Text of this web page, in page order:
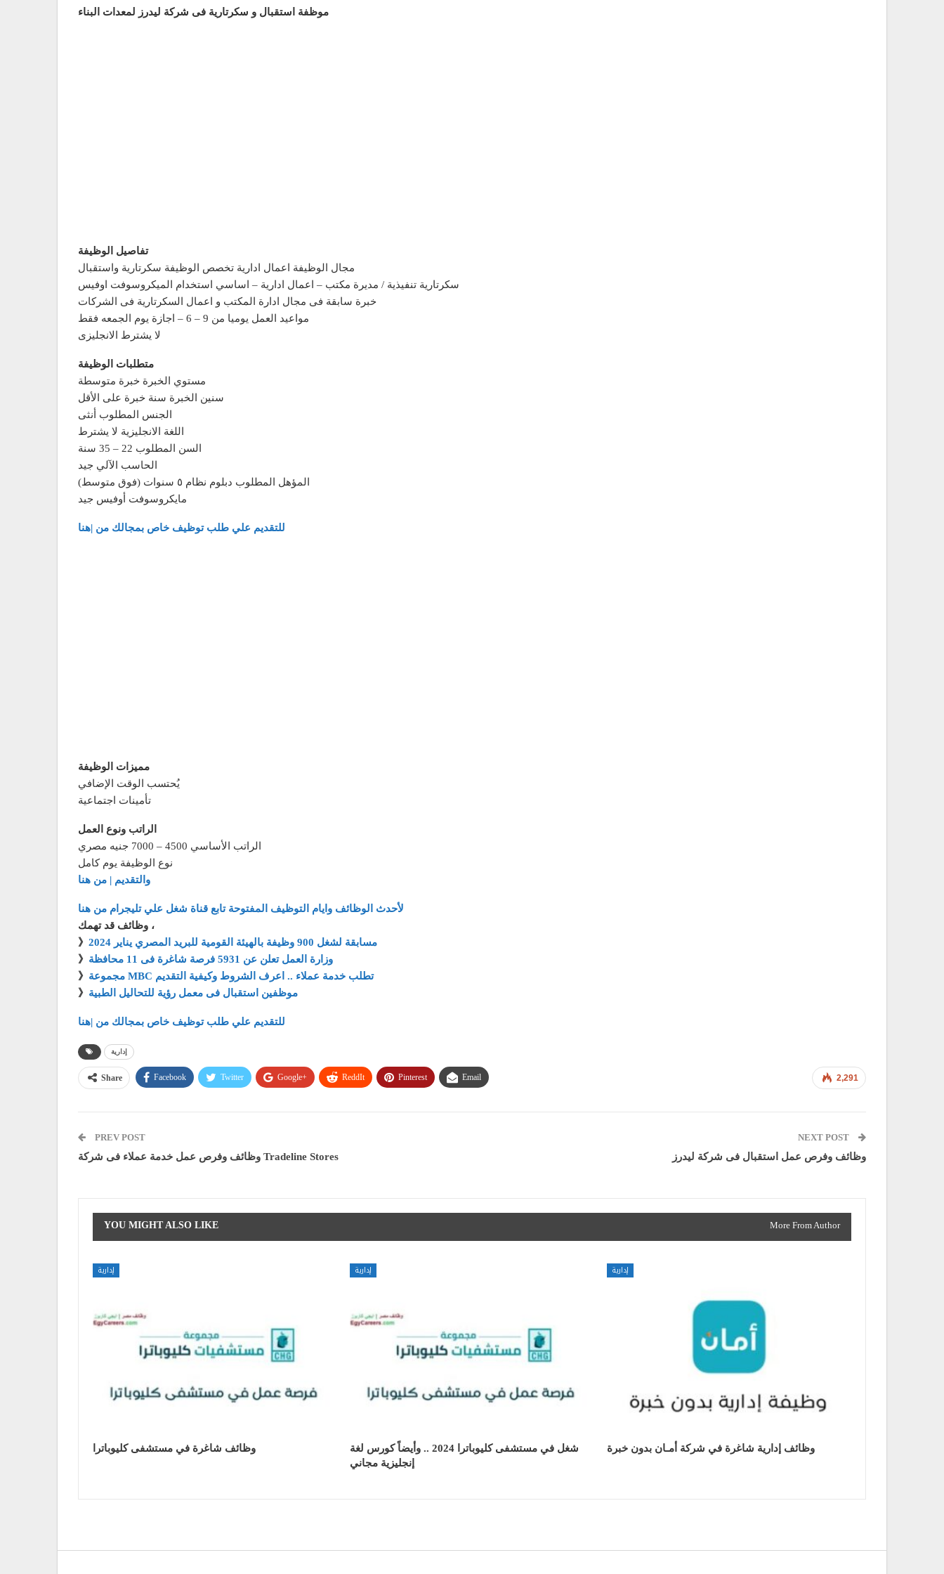
موظفة استقبال و سكرتارية فى شركة ليدرز لمعدات البناء
تفاصيل الوظيفة
مجال الوظيفة اعمال ادارية تخصص الوظيفة سكرتارية واستقبال
سكرتارية تنفيذية / مديرة مكتب – اعمال ادارية – اساسي استخدام الميكروسوفت اوفيس
خبرة سابقة فى مجال ادارة المكتب و اعمال السكرتارية فى الشركات
مواعيد العمل يوميا من 9 – 6 – اجازة يوم الجمعه فقط
لا يشترط الانجليزى
متطلبات الوظيفة
مستوي الخبرة خبرة متوسطة
سنين الخبرة سنة خبرة على الأقل
الجنس المطلوب أنثى
اللغة الانجليزية لا يشترط
السن المطلوب 22 – 35 سنة
الحاسب الآلي جيد
المؤهل المطلوب دبلوم نظام ٥ سنوات (فوق متوسط)
مايكروسوفت أوفيس جيد
للتقديم علي طلب توظيف خاص بمجالك من |هنا
مميزات الوظيفة
يُحتسب الوقت الإضافي
تأمينات اجتماعية
الراتب ونوع العمل
الراتب الأساسي 4500 – 7000 جنيه مصري
نوع الوظيفة يوم كامل
والتقديم | من هنا
لأحدث الوظائف وايام التوظيف المفتوحة تابع قناة شغل علي تليجرام من هنا
وظائف قد تهمك ،
》
مسابقة لشغل 900 وظيفة بالهيئة القومية للبريد المصري يناير 2024
》
وزارة العمل تعلن عن 5931 فرصة شاغرة فى 11 محافظة
》
مجموعة MBC تطلب خدمة عملاء .. اعرف الشروط وكيفية التقديم
》 موظفين استقبال فى معمل رؤية للتحاليل الطبية
للتقديم علي طلب توظيف خاص بمجالك من |هنا
إدارية
2,291
Share Facebook Twitter Google+ ReddIt Pinterest Email
PREV POST
وظائف وفرص عمل خدمة عملاء فى شركة Tradeline Stores
NEXT POST
وظائف وفرص عمل استقبال فى شركة ليدرز
YOU MIGHT ALSO LIKE More From Author
إدارية
وظائف شاغرة في مستشفى كليوباترا
إدارية
شغل في مستشفى كليوباترا 2024 .. وأيضاً كورس لغة
إنجليزية مجاني
إدارية
وظائف إدارية شاغرة في شركة أمـان بدون خبرة